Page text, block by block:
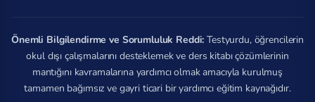
Önemli Bilgilendirme ve Sorumluluk Reddi: Testyurdu, öğrencilerin
okul dışı çalışmalarını desteklemek ve ders kitabı çözümlerinin
mantığını kavramalarına yardımcı olmak amacıyla kurulmuş
tamamen bağımsız ve gayri ticari bir yardımcı eğitim kaynağıdır.